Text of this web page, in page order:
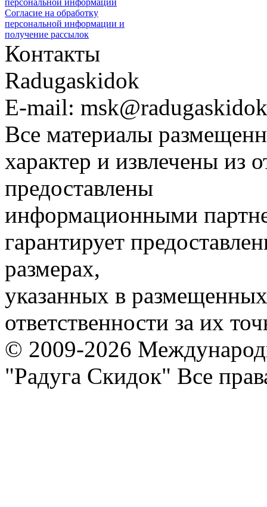
персональной информации
Согласие на обработку
персональной информации и
получение рассылок
Контакты
Radugaskidok
E-mail:
Все материалы
характер и извлечены из
предоставлены
информационными
гарантирует
размерах,
указанных в
ответственности за их
© 2009-2026
"Радуга Скидок" Все